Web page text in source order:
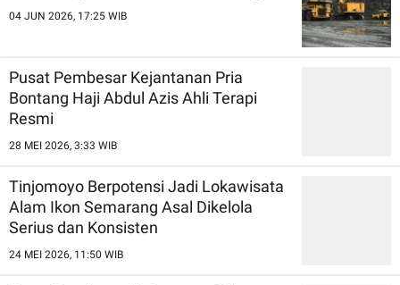
04 JUN 2026, 17:25 WIB
Pusat Pembesar Kejantanan Pria
Bontang Haji Abdul Azis Ahli Terapi
Resmi
28 MEI 2026, 3:33 WIB
Tinjomoyo Berpotensi Jadi Lokawisata
Alam Ikon Semarang Asal Dikelola
Serius dan Konsisten
24 MEI 2026, 11:50 WIB